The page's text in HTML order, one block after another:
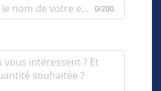
0/200